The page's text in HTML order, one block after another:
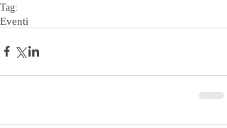
Tag:
Eventi